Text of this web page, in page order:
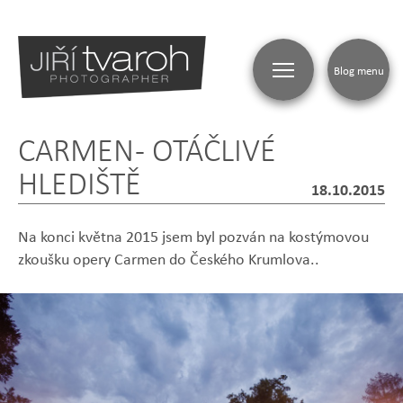
BLOG
CARMEN - OTÁČLIVÉ
HLEDIŠTĚ
18.10.2015
Na konci května 2015 jsem byl pozván na kostýmovou
zkoušku opery Carmen do Českého Krumlova..
Blog menu